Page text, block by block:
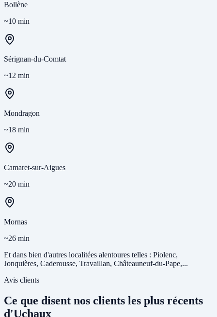
Bollène
~10 min
Sérignan-du-Comtat
~12 min
Mondragon
~18 min
Camaret-sur-Aigues
~20 min
Mornas
~26 min
Et dans bien d'autres localitées alentoures telles : Piolenc,
Jonquières, Caderousse, Travaillan, Châteauneuf-du-Pape,...
Avis clients
Ce que disent nos clients les plus récents
d'Uchaux